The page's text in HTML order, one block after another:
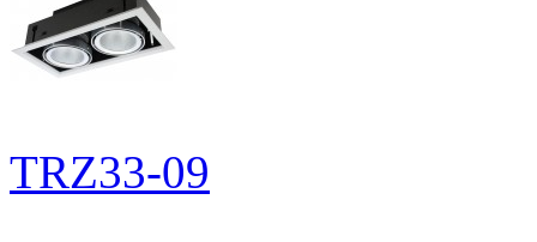
TRZ33-09